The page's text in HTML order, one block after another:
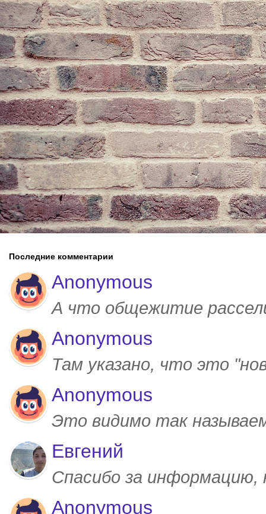
Последние комментарии
Anonymous
А что общежитие
Anonymous
Там указано, что это
Anonymous
Это видимо так
Евгений
Спасибо за
Anonymous